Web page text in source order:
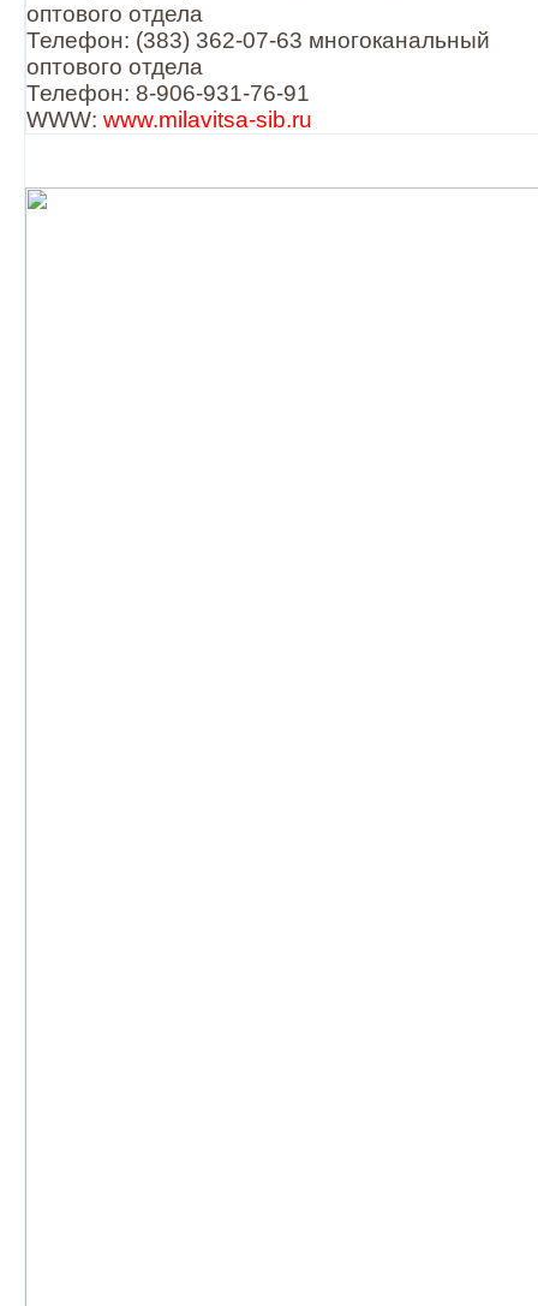
оптового отдела
Телефон: (383) 362-07-63 многоканальный
оптового отдела
Телефон: 8-906-931-76-91
WWW: www.milavitsa-sib.ru